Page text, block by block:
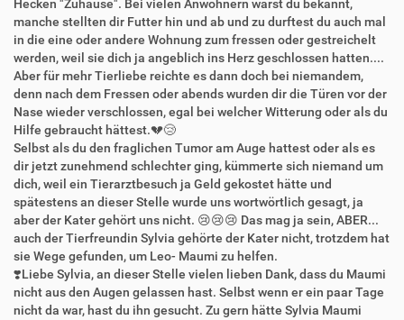
Hecken "Zuhause". Bei vielen Anwohnern warst du bekannt,
manche stellten dir Futter hin und ab und zu durftest du auch mal
in die eine oder andere Wohnung zum fressen oder gestreichelt
werden, weil sie dich ja angeblich ins Herz geschlossen hatten....
Aber für mehr Tierliebe reichte es dann doch bei niemandem,
denn nach dem Fressen oder abends wurden dir die Türen vor der
Nase wieder verschlossen, egal bei welcher Witterung oder als du
Hilfe gebraucht hättest.💔😢
Selbst als du den fraglichen Tumor am Auge hattest oder als es
dir jetzt zunehmend schlechter ging, kümmerte sich niemand um
dich, weil ein Tierarztbesuch ja Geld gekostet hätte und
spätestens an dieser Stelle wurde uns wortwörtlich gesagt, ja
aber der Kater gehört uns nicht. 😢😢😢 Das mag ja sein, ABER...
auch der Tierfreundin Sylvia gehörte der Kater nicht, trotzdem hat
sie Wege gefunden, um Leo- Maumi zu helfen.
❣️Liebe Sylvia, an dieser Stelle vielen lieben Dank, dass du Maumi
nicht aus den Augen gelassen hast. Selbst wenn er ein paar Tage
nicht da war, hast du ihn gesucht. Zu gern hätte Sylvia Maumi